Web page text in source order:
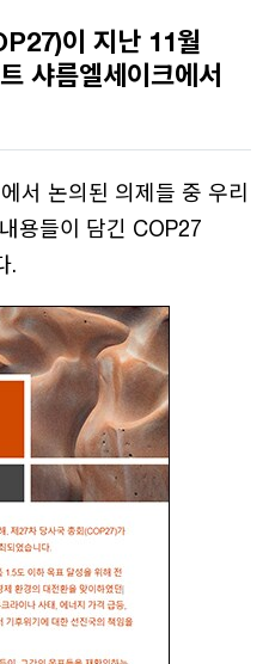
이 지난 11월
샤름엘세이크에서
서 논의된 의제들 중 우리
용들이 담긴 COP27
.